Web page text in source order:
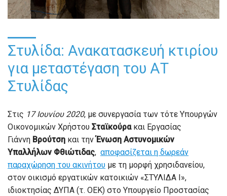
Στυλίδα: Ανακατασκευή κτιρίου
για μεταστέγαση του ΑΤ
Στυλίδας
Στις 17 Ιουνίου2020, με συνεργασία των τότε Υπουργών
Οικονομικών Χρήστου Σταϊκούρακαι Εργασίας
Γιάννη Βρούτση και τηνΈνωση Αστυνομικών
Υπαλλήλων Φθιώτιδας, αποφασίζεται η δωρεάν
παραχώρηση του ακινήτου με τη μορφή χρησιδανείου,
στον οικισμό εργατικών κατοικιών «ΣΤΥΛΙΔΑ Ι»,
ιδιοκτησίας ΔΥΠΑ (τ. ΟΕΚ) στο Υπουργείο Προστασίας